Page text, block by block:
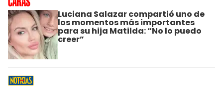
Luciana Salazar compartió uno de
los momentos más importantes
para su hija Matilda: “No lo puedo
creer”